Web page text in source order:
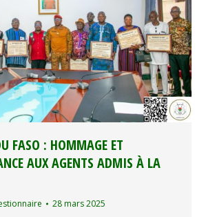
FASO : HOMMAGE ET
AUX AGENTS ADMIS À LA
28 mars 2025